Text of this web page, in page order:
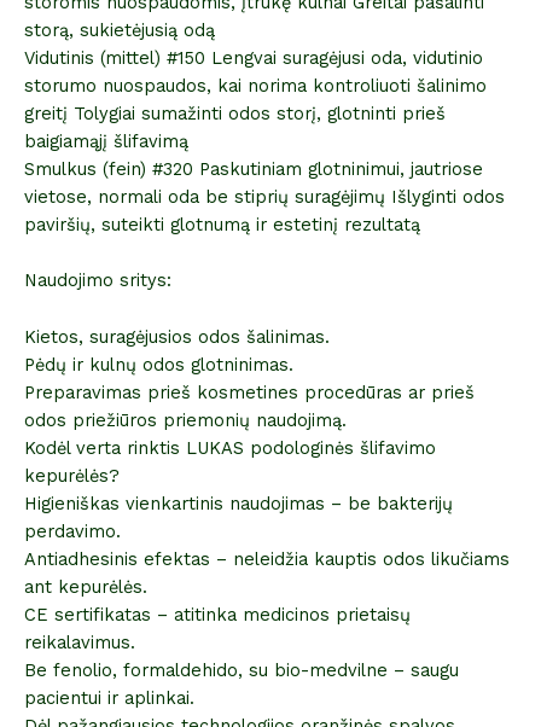
storą, sukietėjusią odą
Vidutinis (mittel) #150 Lengvai suragėjusi oda, vidutinio
storumo nuospaudos, kai norima kontroliuoti šalinimo
greitį Tolygiai sumažinti odos storį, glotninti prieš
baigiamąjį šlifavimą
Smulkus (fein) #320 Paskutiniam glotninimui, jautriose
vietose, normali oda be stiprių suragėjimų Išlyginti odos
paviršių, suteikti glotnumą ir estetinį rezultatą
Naudojimo sritys:
Kietos, suragėjusios odos šalinimas.
Pėdų ir kulnų odos glotninimas.
Preparavimas prieš kosmetines procedūras ar prieš
odos priežiūros priemonių naudojimą.
Kodėl verta rinktis LUKAS podologinės šlifavimo
kepurėlės?
Higieniškas vienkartinis naudojimas – be bakterijų
perdavimo.
Antiadhesinis efektas – neleidžia kauptis odos likučiams
ant kepurėlės.
CE sertifikatas – atitinka medicinos prietaisų
reikalavimus.
Be fenolio, formaldehido, su bio-medvilne – saugu
pacientui ir aplinkai.